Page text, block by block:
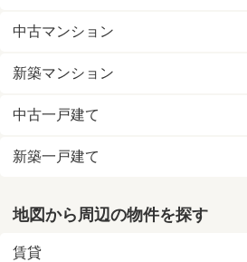
中古マンション
新築マンション
中古一戸建て
新築一戸建て
地図から周辺の物件を探す
賃貸